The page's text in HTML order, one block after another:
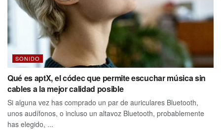
SONIDO
Qué es aptX, el códec que permite escuchar música sin
cables a la mejor calidad posible
Si alguna vez has comprado un par de auriculares Bluetooth,
unos audífonos, o incluso un altavoz Bluetooth, probablemente
has elegido, ...